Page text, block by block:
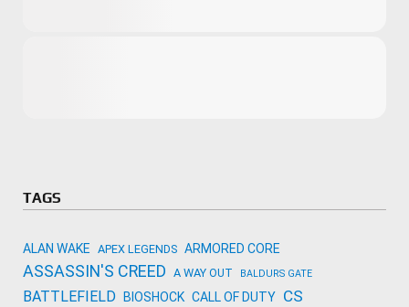
TAGS
ALAN WAKE APEX LEGENDS ARMORED CORE
ASSASSIN'S CREED A WAY OUT BALDURS GATE
BATTLEFIELD BIOSHOCK CALL OF DUTY CS